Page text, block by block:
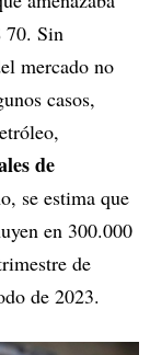
70. Sin
mercado no
casos,
de
se estima que
en 300.000
de
de 2023.